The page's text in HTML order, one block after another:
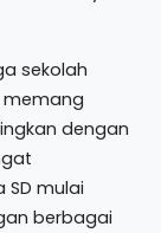
sekolah
memang
dengan
mulai
berbagai